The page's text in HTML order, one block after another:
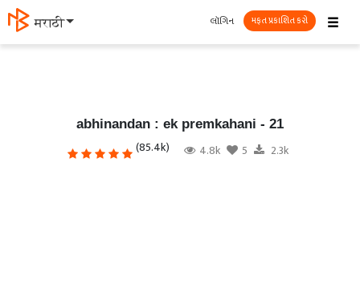
मराठी ☰
લૉગિન મફત પ્રકાશિત કરો
abhinandan : ek premkahani - 21
(85.4k) 4.8k 5 2.3k